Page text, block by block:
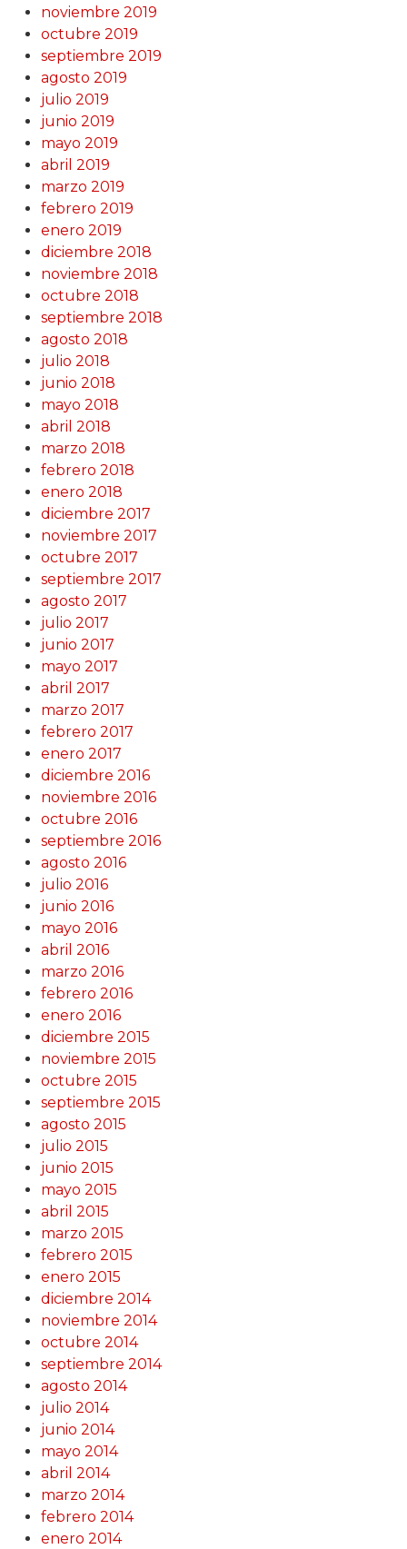
noviembre 2019
octubre 2019
septiembre 2019
agosto 2019
julio 2019
junio 2019
mayo 2019
abril 2019
marzo 2019
febrero 2019
enero 2019
diciembre 2018
noviembre 2018
octubre 2018
septiembre 2018
agosto 2018
julio 2018
junio 2018
mayo 2018
abril 2018
marzo 2018
febrero 2018
enero 2018
diciembre 2017
noviembre 2017
octubre 2017
septiembre 2017
agosto 2017
julio 2017
junio 2017
mayo 2017
abril 2017
marzo 2017
febrero 2017
enero 2017
diciembre 2016
noviembre 2016
octubre 2016
septiembre 2016
agosto 2016
julio 2016
junio 2016
mayo 2016
abril 2016
marzo 2016
febrero 2016
enero 2016
diciembre 2015
noviembre 2015
octubre 2015
septiembre 2015
agosto 2015
julio 2015
junio 2015
mayo 2015
abril 2015
marzo 2015
febrero 2015
enero 2015
diciembre 2014
noviembre 2014
octubre 2014
septiembre 2014
agosto 2014
julio 2014
junio 2014
mayo 2014
abril 2014
marzo 2014
febrero 2014
enero 2014